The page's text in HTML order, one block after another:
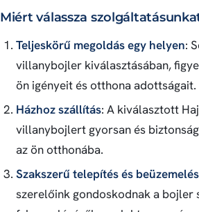
Miért válassza
Teljeskörű megoldás egy helyen:
villanybojler kiválasztásában,
ön igényeit és otthona adottságait.
Házhoz szállítás: A kiválasztott
villanybojlert gyorsan és
az ön otthonába.
Szakszerű telepítés és beüzemelés
szerelőink gondoskodnak a bojler